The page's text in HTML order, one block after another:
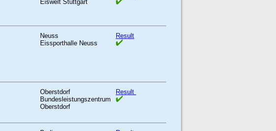
Eiswelt Stuttgart
Neuss
Eissporthalle Neuss
Result
Oberstdorf
Bundesleistungszentrum
Oberstdorf
Result